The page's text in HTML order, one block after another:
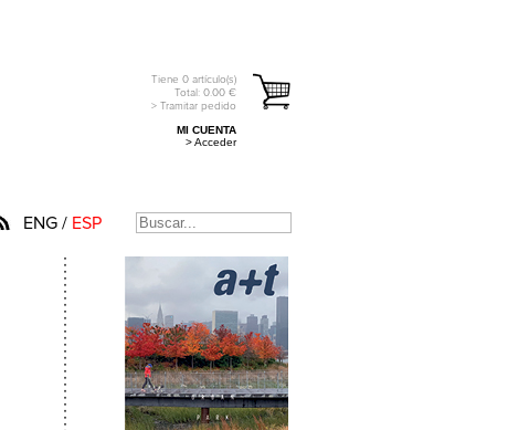
Tiene 0 artículo(s)
Total: 0.00 €
> Tramitar pedido
MI CUENTA
> Acceder
ENG / ESP